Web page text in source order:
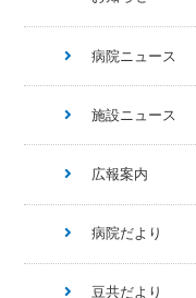
病院ニュース
施設ニュース
広報案内
病院だより
豆共だより